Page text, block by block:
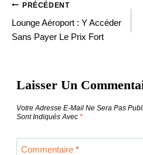
De
L’article
PRÉCÉDENT
Lounge Aéroport : Y Accéder
Sans Payer Le Prix Fort
Laisser Un
Votre Adresse E-Mail Ne Sera Pas
Sont Indiqués Avec *
Commentaire *